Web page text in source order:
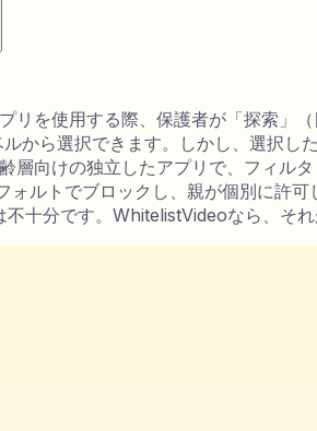
を使用する際、保護者が「探索」
から選択できます。しかし、選択
向けの独立したアプリで、フィル
ルトでブロックし、親が個別に許
十分です。WhitelistVideoなら、それ